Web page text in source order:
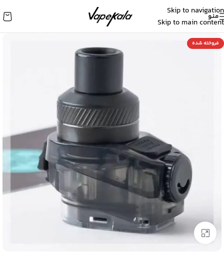
Skip to navigation
Skip to main content
منو
فروخته شده
برای بزرگنمایی کلیک کنید